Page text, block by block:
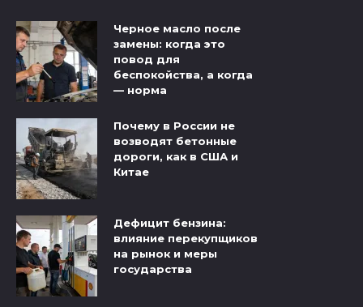
Черное масло после
замены: когда это
повод для
беспокойства, а когда
— норма
Почему в России не
возводят бетонные
дороги, как в США и
Китае
Дефицит бензина:
влияние перекупщиков
на рынок и меры
государства